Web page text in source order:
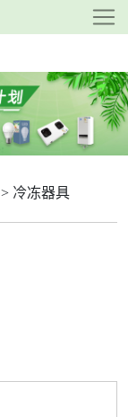
> 冷冻器具